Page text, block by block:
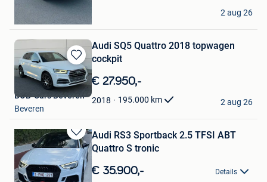
Milen Georgiev
2 aug 26
Bewaren
in
Mijn
Favorieten
Audi SQ5 Quattro 2018 topwagen
cockpit
€ 27.950,-
2018 195.000 km
BOB-Cars Beveren
Beveren
2 aug 26
Bewaren
in
Mijn
Favorieten
Audi RS3 Sportback 2.5 TFSI ABT
Quattro S tronic
€ 35.900,- Details